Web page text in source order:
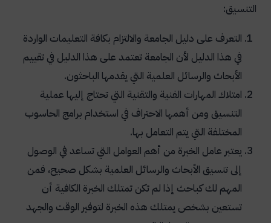
التنسيق:
التعرف على دليل الجامعة والالتزام بكافة التعليمات الواردة
في هذا الدليل لأن الجامعة تعتمد على هذا الدليل في تقييم
الأبحاث والرسائل العلمية التي يقدمها الباحثون.
امتلاك المهارات الفنية والتقنية التي تحتاج إليها عملية
التنسيق ومن أهمها الاحتراف في استخدام برامج الحاسوب
المختلفة التي يتم التعامل بها.
يعتبر عامل الخبرة من أهم العوامل التي تساعد في الوصول
إلى تنسيق الأبحاث والرسائل العلمية بشكل صحيح، فمن
المهم لك كباحث إذا لم تكن تمتلك الخبرة الكافية أن
تستعين بشخص يمتلك هذه الخبرة لتوفير الوقت والجهد